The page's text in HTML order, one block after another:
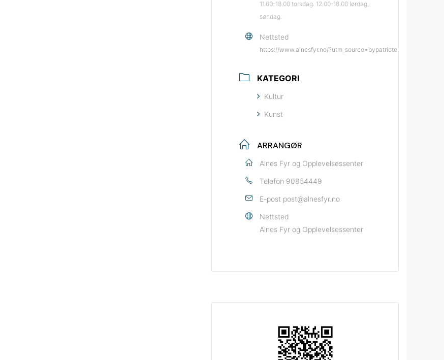
11.00-18.00 torsdag. 12.00-18.00 lørdag,
søndag.
Nettsted
https://www.alnesfyr.no/
KATEGORI
Kultur
Kunst
ARRANGØR
Alnes Fyr og Opplevelsessenter
Telefon 90854449
E-post post@alnesfyr.no
Nettsted
Alnes Fyr og Opplevelsessenter